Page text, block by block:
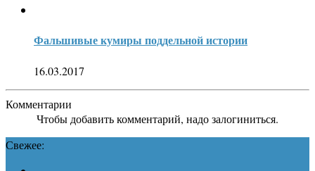
Фальшивые кумиры поддельной истории
16.03.2017
Комментарии
Чтобы добавить комментарий, надо залогиниться.
Свежее: